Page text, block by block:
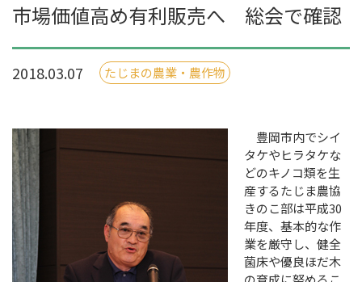
市場価値高め有利販売へ 総会で確認
2018.03.07 たじまの農業・農作物
豊岡市内でシイ
タケやヒラタケな
どのキノコ類を生
産するたじま農協
きのこ部は平成30
年度、基本的な作
業を厳守し、健全
菌床や優良ほだ木